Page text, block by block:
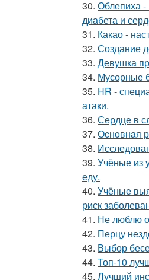
30. Облепиха -
диабета и
31. Какао -
32. Создание
33. Девушка
34. Мусорные
35. HR -
атаки.
36. Сердце в
37. Оcнoвнaя
38.
39. Учёные из
еду.
40. Учёные
риск
41. Не люблю
42. Перцу
43. Выбор
44. Топ-10
45. Лучший